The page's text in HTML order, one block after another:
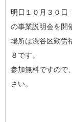
明日１０月３０日
の事業説明会を開
場所は渋谷区勤労
８です。
参加無料ですので
さい。